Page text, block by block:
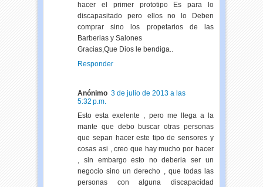
hacer el primer prototipo Es para lo
discapasitado pero ellos no lo Deben
comprar sino los propetarios de las
Barberias y Salones
Gracias,Que Dios le bendiga..
Responder
Anónimo 3 de julio de 2013 a las
5:32 p.m.
Esto esta exelente , pero me llega a la
mante que debo buscar otras personas
que sepan hacer este tipo de sensores y
cosas asi , creo que hay mucho por hacer
, sin embargo esto no deberia ser un
negocio sino un derecho , que todas las
personas con alguna discapacidad